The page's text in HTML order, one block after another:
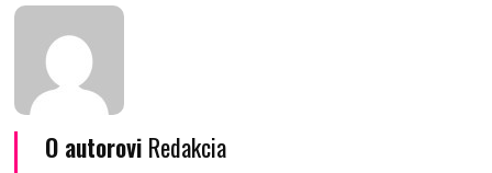
O autorovi Redakcia